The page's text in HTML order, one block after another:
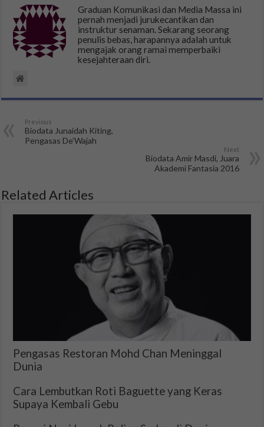
Graduan Komunikasi dan Media Massa ini
pernah menjadi jurukecantikan dan
instruktur senaman. Sekarang seorang
penulis bebas, harapannya adalah untuk
mengajak orang ramai memperbaiki
kesejahteraan diri.
Previous
Biodata Junaidah Kiting,
Pengasas De’Wajah
Next
Biodata Amir Masdi, Juara
Akademi Fantasia 2016
Related Articles
Pengasas Restoran Mohd Chan Meninggal
Dunia
Cara Lembutkan Roti Baguette yang Keras
Supaya Kembali Gebu